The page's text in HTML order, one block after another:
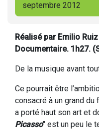
septembre 2012
Réalisé par Emilio
Documentaire. 1h27.
De la musique avant
Ce pourrait être
consacré à un grand du
a porté haut son art et
Picasso" est un peu le